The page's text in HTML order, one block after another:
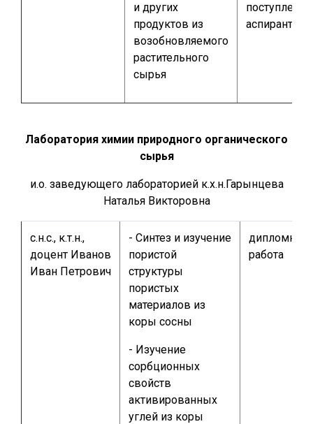
и других
продуктов из
возобновляемого
растительного
сырья
аспирантуру
Лаборатория химии природного органического
сырья
и.о. заведующего лабораторией к.х.н.Гарынцева
Наталья Викторовна
с.н.с., к.т.н.,
доцент Иванов
Иван Петрович
- Синтез и изучение
пористой
структуры
пористых
материалов из
коры сосны
- Изучение
сорбционных
свойств
активированных
углей из коры
дипломная
работа